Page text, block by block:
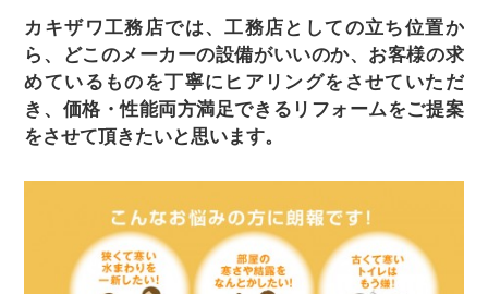
カキザワ工務店では、工務店としての立ち位置か
ら、どこのメーカーの設備がいいのか、お客様の求
めているものを丁寧にヒアリングをさせていただ
き、価格・性能両方満足できるリフォームをご提案
をさせて頂きたいと思います。